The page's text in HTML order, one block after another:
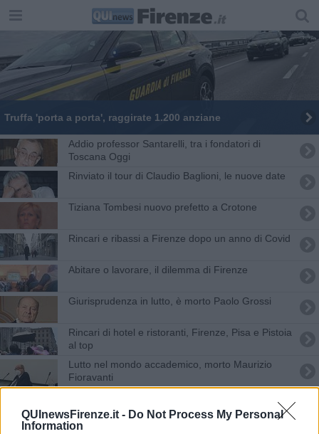
QUInewsFirenze.it - Do Not Process My Personal
Information
Truffa 'porta a porta', raggirate 1.200 anziane
Addio professor Santarelli, tra i fondatori di
Toscana Oggi
Rinviato il tour di Claudio Baglioni, le nuove date
Tiziana Tombesi nuovo prefetto a Crotone
Rincari e ribassi a Firenze dopo un anno di Covid
Abitare o lavorare, il dilemma di Firenze
Giurisprudenza in lutto, è morto Paolo Grossi
Rincari di hotel e ristoranti, Firenze, Pisa e Pistoia
al top
Lutto nel mondo accademico, morto Maurizio
Fioravanti
E' morto Andrea, il figlio di Gino Bartali